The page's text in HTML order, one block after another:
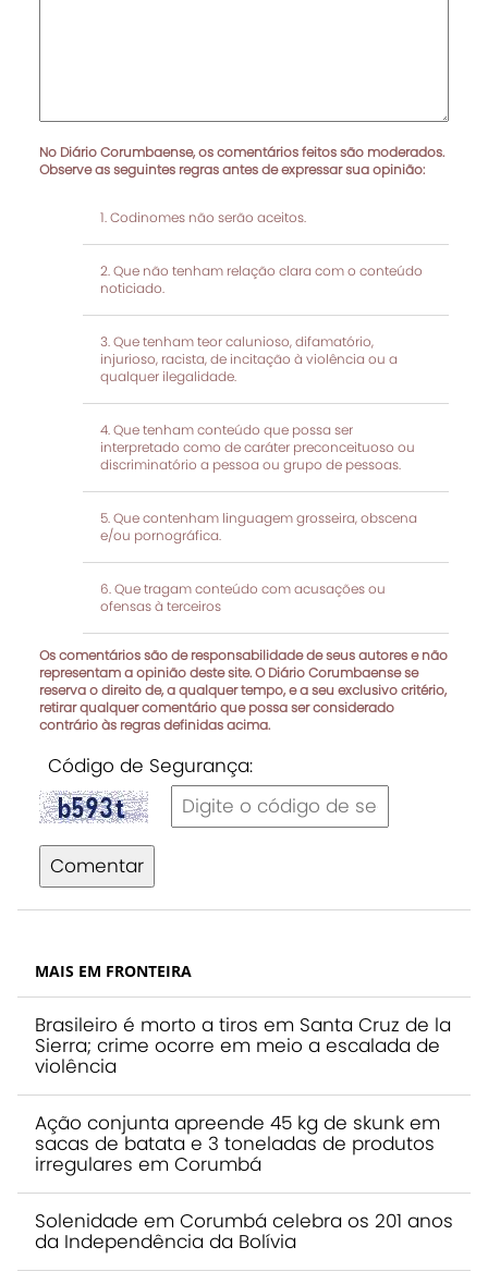
No Diário Corumbaense, os comentários feitos são moderados.
Observe as seguintes regras antes de expressar sua opinião:
Codinomes não serão aceitos.
Que não tenham relação clara com o conteúdo
noticiado.
Que tenham teor calunioso, difamatório,
injurioso, racista, de incitação à violência ou a
qualquer ilegalidade.
Que tenham conteúdo que possa ser
interpretado como de caráter preconceituoso ou
discriminatório a pessoa ou grupo de pessoas.
Que contenham linguagem grosseira, obscena
e/ou pornográfica.
Que tragam conteúdo com acusações ou
ofensas à terceiros
Os comentários são de responsabilidade de seus autores e não
representam a opinião deste site. O Diário Corumbaense se
reserva o direito de, a qualquer tempo, e a seu exclusivo critério,
retirar qualquer comentário que possa ser considerado
contrário às regras definidas acima.
Código de Segurança:
Comentar
MAIS EM FRONTEIRA
Brasileiro é morto a tiros em Santa Cruz de la
Sierra; crime ocorre em meio a escalada de
violência
Ação conjunta apreende 45 kg de skunk em
sacas de batata e 3 toneladas de produtos
irregulares em Corumbá
Solenidade em Corumbá celebra os 201 anos
da Independência da Bolívia